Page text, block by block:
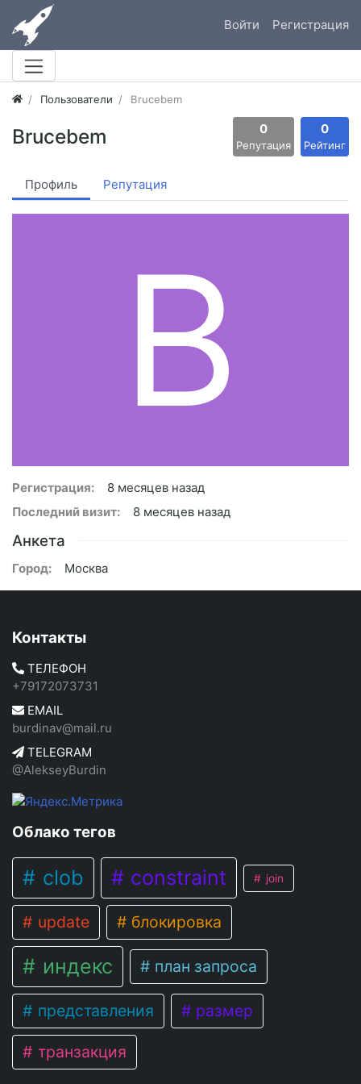
Войти Регистрация
Пользователи Brucebem
Brucebem 0
Репутация
0
Рейтинг
Профиль Репутация
B
Регистрация:
8 месяцев назад
Последний визит:
8 месяцев назад
Анкета
Город: Москва
Контакты
ТЕЛЕФОН
+79172073731
EMAIL
burdinav@mail.ru
TELEGRAM
@AlekseyBurdin
Облако тегов
clob constraint join
update блокировка
индекс план запроса
представления размер
транзакция